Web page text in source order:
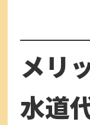
メリ
水道